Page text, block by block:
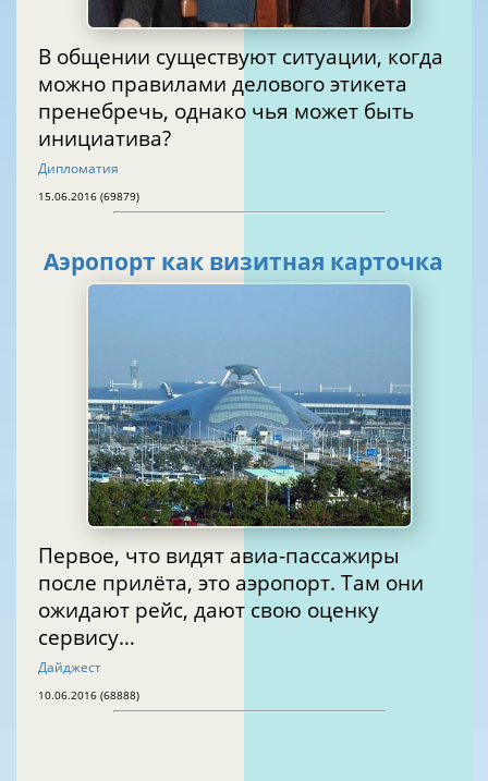
В общении существуют ситуации, когда
можно правилами делового этикета
пренебречь, однако чья может быть
инициатива?
Дипломатия
15.06.2016 (69879)
Аэропорт как визитная карточка
Первое, что видят авиа-пассажиры
после прилёта, это аэропорт. Там они
ожидают рейс, дают свою оценку
сервису…
Дайджест
10.06.2016 (68888)